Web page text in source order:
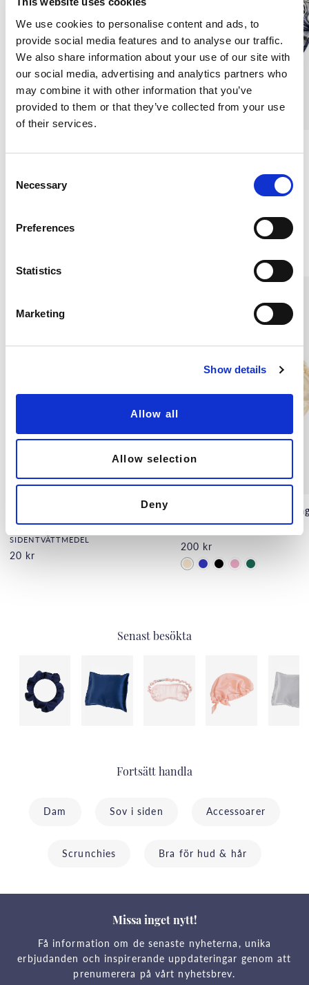
We use cookies to personalise content and ads, to
provide social media features and to analyse our traffic.
We also share information about your use of our site with
our social media, advertising and analytics partners who
may combine it with other information that you’ve
provided to them or that they’ve collected from your use
of their services.
Necessary
Preferences
Statistics
Marketing
Show details
Allow all
Allow selection
Deny
100 kr
Selmas
SIDENTVÄTTMEDEL
20 kr
Sovmask i siden,
200 kr
Senast besökta
Fortsätt handla
Dam Sov i siden Accessoarer
Scrunchies Bra för hud & hår
Missa inget nytt!
Få information om de senaste nyheterna, unika
erbjudanden och inspirerande uppdateringar genom att
prenumerera på vårt nyhetsbrev.